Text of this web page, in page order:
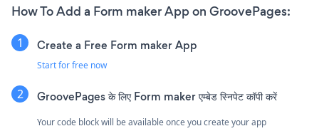
How To Add a Form maker App on GroovePages:
Create a Free Form maker App
Start for free now
GroovePages के लिए Form maker एम्बेड स्निपेट कॉपी करें
Your code block will be available once you create your app